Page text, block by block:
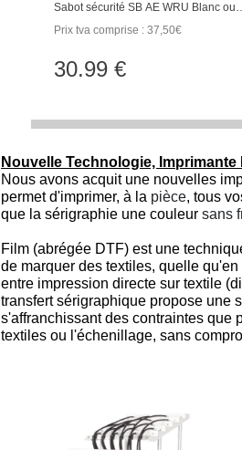
Sabot sécurité SB AE WRU Blanc ou
Prix tva comprise : 37,50€
30.99 €
Nouvelle Technologie, Imprimante
Nous avons acquit une nouvelles
permet d'imprimer, à la pièce, tous
que la sérigraphie une couleur sans
Film (abrégée DTF) est une
de marquer des textiles, quelle
entre impression directe sur textile
transfert sérigraphique propose une
s'affranchissant des contraintes que
textiles ou l'échenillage, sans